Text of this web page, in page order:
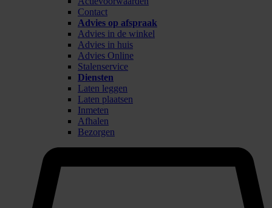
Contact
Advies op afspraak
Advies in de winkel
Advies in huis
Advies Online
Stalenservice
Diensten
Laten leggen
Laten plaatsen
Inmeten
Afhalen
Bezorgen